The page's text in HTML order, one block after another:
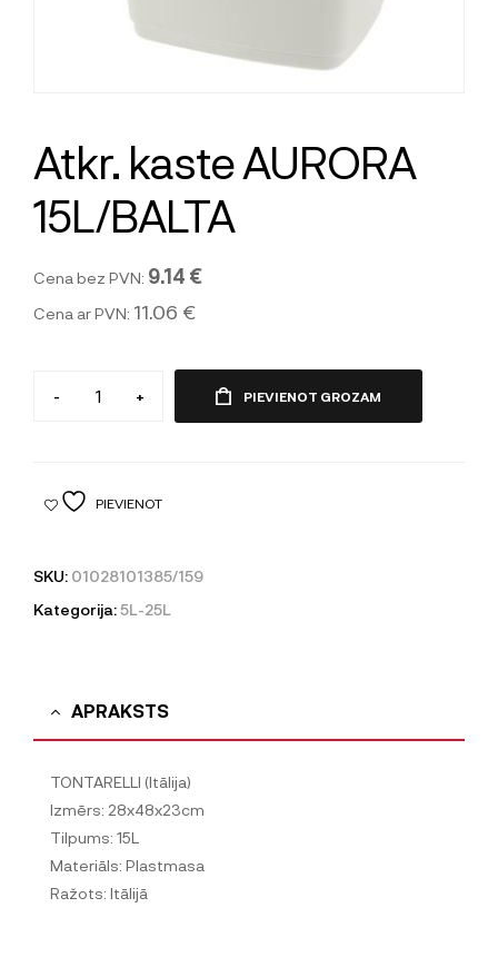
Atkr. kaste AURORA
15L/BALTA
Cena bez PVN: 9.14 €
Cena ar PVN: 11.06 €
- + PIEVIENOT GROZAM
PIEVIENOT
SKU: 01028101385/159
Kategorija:5L-25L
APRAKSTS
TONTARELLI (Itālija)
Izmērs: 28x48x23cm
Tilpums: 15L
Materiāls: Plastmasa
Ražots: Itālijā